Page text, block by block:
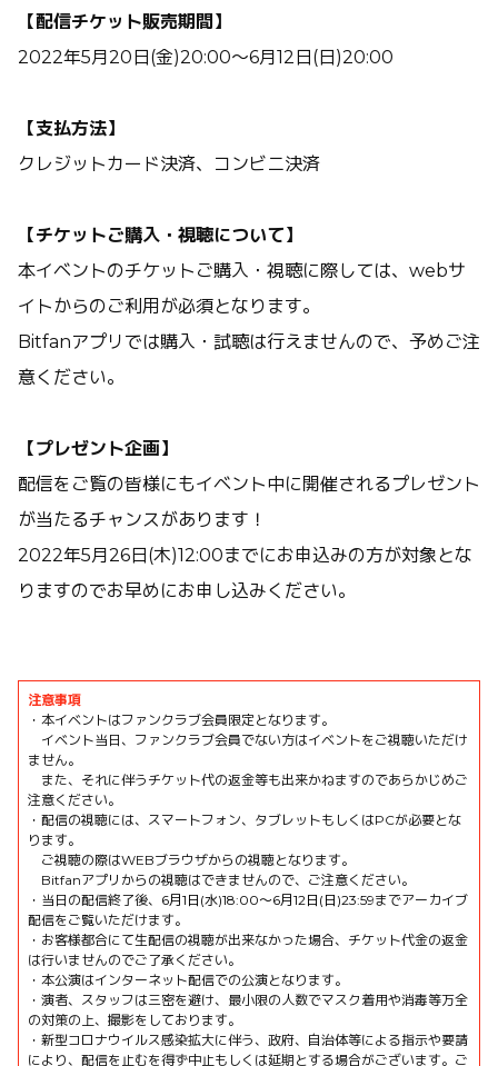
【配信チケット販売期間】
2022年5月20日(金)20:00〜6月12日(日)20:00
【支払方法】
クレジットカード決済、コンビニ決済
【チケットご購入・視聴について】
本イベントのチケットご購入・視聴に際しては、webサ
イトからのご利用が必須となります。
Bitfanアプリでは購入・試聴は行えませんので、予めご注
意ください。
【プレゼント企画】
配信をご覧の皆様にもイベント中に開催されるプレゼント
が当たるチャンスがあります！
2022年5月26日(木)12:00までにお申込みの方が対象とな
りますのでお早めにお申し込みください。
注意事項
・本イベントはファンクラブ会員限定となります。
イベント当日、ファンクラブ会員でない方はイベントをご視聴いただけ
ません。
また、それに伴うチケット代の返金等も出来かねますのであらかじめご
注意ください。
・配信の視聴には、スマートフォン、タブレットもしくはPCが必要とな
ります。
ご視聴の際はWEBブラウザからの視聴となります。
Bitfanアプリからの視聴はできませんので、ご注意ください。
・当日の配信終了後、 6月1日(水)18:00〜6月12日(日)23:59までアーカイブ
配信をご覧いただけます。
・お客様都合にて生配信の視聴が出来なかった場合、チケット代金の返金
は行いませんのでご了承ください。
・本公演はインターネット配信での公演となります。
・演者、スタッフは三密を避け、最小限の人数でマスク着用や消毒等万全
の対策の上、撮影をしております。
・新型コロナウイルス感染拡大に伴う、政府、自治体等による指示や要請
により、配信を止むを得ず中止もしくは延期とする場合がございます。ご